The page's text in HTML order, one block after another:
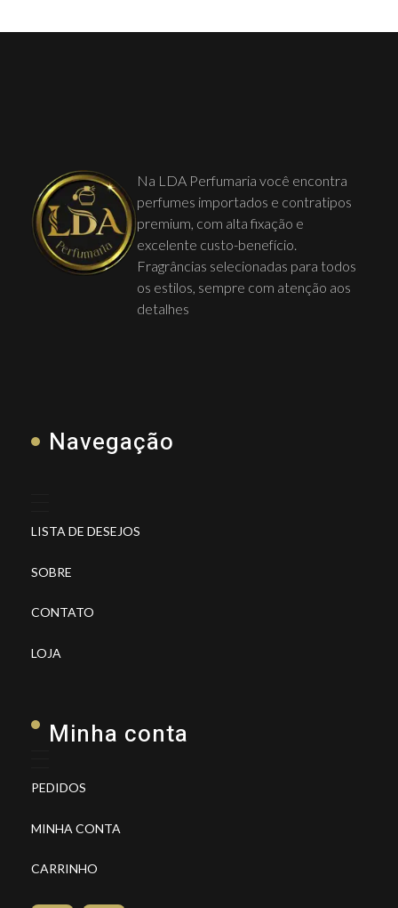
Na LDA Perfumaria você encontra
perfumes importados e contratipos
premium, com alta fixação e
excelente custo-benefício.
Fragrâncias selecionadas para todos
os estilos, sempre com atenção aos
detalhes
Navegação
LISTA DE DESEJOS
SOBRE
CONTATO
LOJA
Minha conta
PEDIDOS
MINHA CONTA
CARRINHO